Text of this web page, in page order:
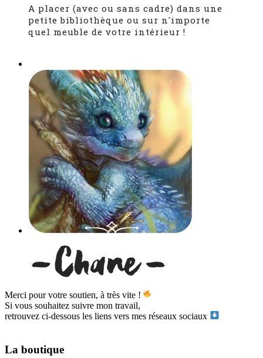
A placer (avec ou sans cadre) dans une
petite bibliothèque ou sur n'importe
quel meuble de votre intérieur !
Merci pour votre soutien, à très vite !
Si vous souhaitez suivre mon travail,
retrouvez ci-dessous les liens vers mes réseaux sociaux
La boutique